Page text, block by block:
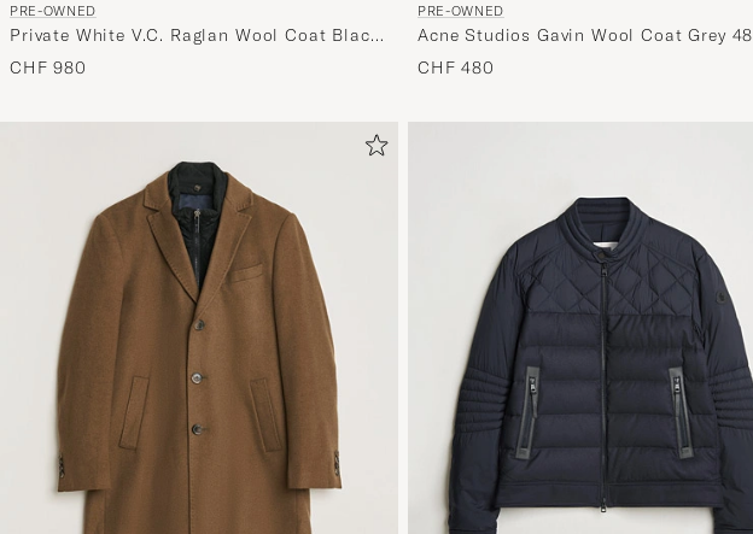
PRE-OWNED
Private White V.C. Raglan Wool Coat Black
& Cream 2 - XS
CHF 980
PRE-OWNED
Acne Studios Gavin Wool Coat Grey 48
CHF 480